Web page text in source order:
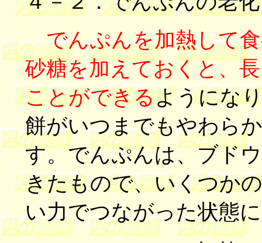
でんぷんを加熱して
砂糖を加えておくと、
ことができるようにな
餅がいつまでもやわら
す。でんぷんは、ブド
きたもので、いくつか
い力でつながった状態